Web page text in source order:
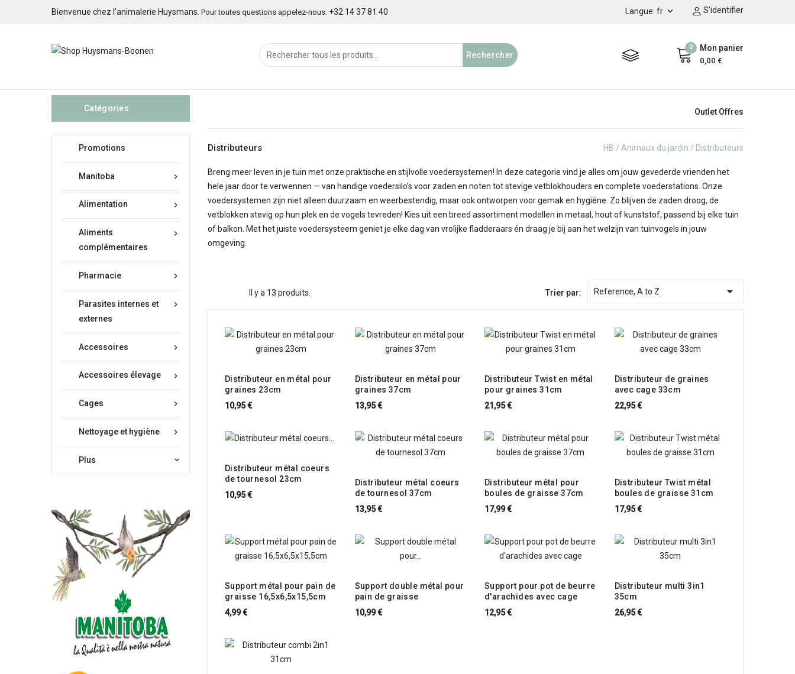
Bienvenue chez l’animalerie Huysmans. Pour toutes questions appelez-nous: +32 14 37 81 40 S'identifier
Langue: fr 
0 Mon panier
0,00 €
Rechercher
Catégories
Promotions

Manitoba

Alimentation

Aliments
complémentaires

Pharmacie

Parasites internes et
externes

Accessoires

Accessoires élevage

Cages

Nettoyage et hygiène
Plus 
Outlet Offres
Distributeurs HB Animaux du jardin Distributeurs
Breng meer leven in je tuin met onze praktische en stijlvolle voedersystemen! In deze categorie vind je alles om jouw gevederde vrienden het
hele jaar door te verwennen — van handige voedersilo’s voor zaden en noten tot stevige vetblokhouders en complete voederstations. Onze
voedersystemen zijn niet alleen duurzaam en weerbestendig, maar ook ontworpen voor gemak en hygiëne. Zo blijven de zaden droog, de
vetblokken stevig op hun plek en de vogels tevreden! Kies uit een breed assortiment modellen in metaal, hout of kunststof, passend bij elke tuin
of balkon. Met het juiste voedersysteem geniet je elke dag van vrolijke fladderaars én draag je bij aan het welzijn van tuinvogels in jouw
omgeving.
Il y a 13 produits. Trier par: Reference, A to Z 
Distributeur en métal pour
graines 23cm
10,95 €
Distributeur en métal pour
graines 37cm
13,95 €
Distributeur Twist en métal
pour graines 31cm
21,95 €
Distributeur de graines
avec cage 33cm
22,95 €
Distributeur métal coeurs
de tournesol 23cm
10,95 €
Distributeur métal coeurs
de tournesol 37cm
13,95 €
Distributeur métal pour
boules de graisse 37cm
17,99 €
Distributeur Twist métal
boules de graisse 31cm
17,95 €
Support métal pour pain de
graisse 16,5x6,5x15,5cm
4,99 €
Support double métal pour
pain de graisse
10,99 €
Support pour pot de beurre
d'arachides avec cage
12,95 €
Distributeur multi 3in1
35cm
26,95 €